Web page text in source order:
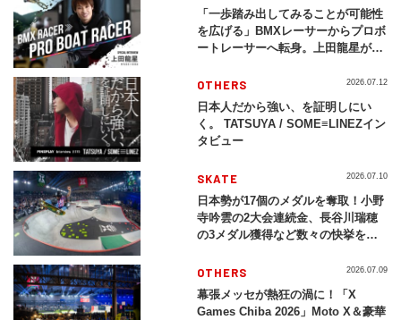
「一歩踏み出してみることが可能性
を広げる」BMXレーサーからプロボ
ートレーサーへ転身。上田龍星が体
OTHERS
日本人だから強い、を証明しにい
く。 TATSUYA / SOME≡LINEZイン
タビュー
2026.07.12
SKATE
日本勢が17個のメダルを奪取！小野
寺吟雲の2大会連続金、長谷川瑞穂
の3メダル獲得など数々の快挙をプ
2026」
2026.07.10
OTHERS
幕張メッセが熱狂の渦に！「X
Games Chiba 2026」Moto X＆豪華
2026.07.09